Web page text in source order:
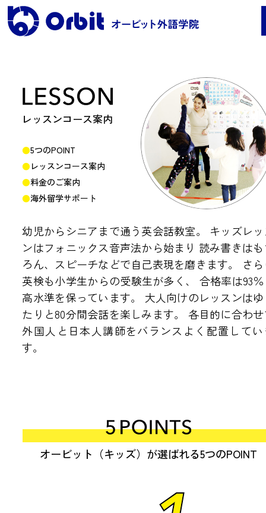
レッスンコース案内
●レッスンコース案内
●海外留学
●料金
保護者の声・実績
よくある質問
アクセス・教室紹介
●福井教室
●三国教室
●森田さくら教室
●金沢教室
●NEWS
●英会話 お問い合わせ
レッスンコース案内
5つのPOINT
レッスンコース案内
料金のご案内
海外留学サポート
幼児からシニアまで通う英会話教室。
キッズレ
ンはフォニックス音声法から始まり 読み書きは
ろん、スピーチなどで自己表現を磨きます。
さ
英検も小学生からの受験生が多く、
合格率は93
高水準を保っています。
大人向けのレッスンは
たりと80分間会話を楽しみます。
各目的に合わ
外国人と日本人講師をバランスよく配置してい
す。
オービット（キッズ）が選ばれる5つのPOINT